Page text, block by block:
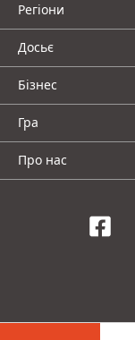
Регіони
Досьє
Бізнес
Гра
Про нас